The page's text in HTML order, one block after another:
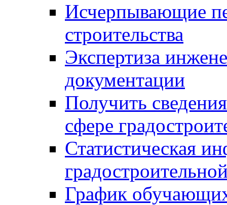
Исчерпывающие
строительства
Экспертиза
документации
Получить
сфере
Статистическая
График